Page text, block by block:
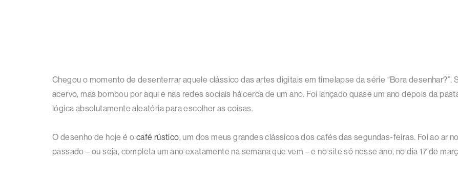
Chegou o momento de desenterrar aquele clássico das artes digitais em timelapse da série “Bora desenhar?”.
acervo, mas bombou por aqui e nas redes sociais há cerca de um ano. Foi lançado quase um ano depois da
lógica absolutamente aleatória para escolher as coisas.
O desenho de hoje é o café rústico, um dos meus grandes clássicos dos cafés das segundas-feiras. Foi ao ar
passado – ou seja, completa um ano exatamente na semana que vem – e no site só nesse ano, no dia 17 de